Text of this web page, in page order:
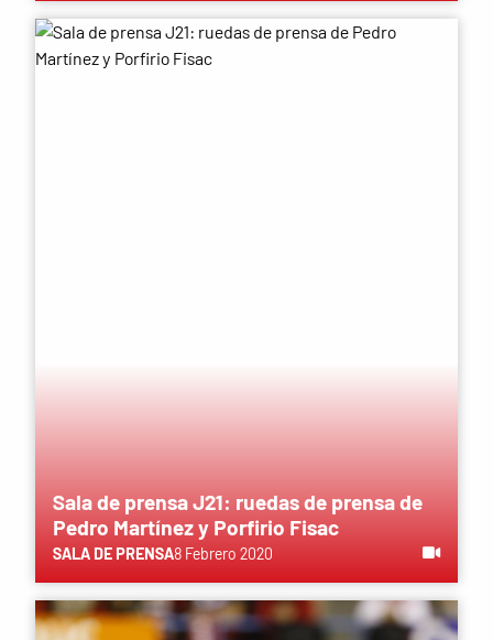
Sala de prensa J21: ruedas de prensa de
Pedro Martínez y Porfirio Fisac
SALA DE PRENSA8 Febrero 2020